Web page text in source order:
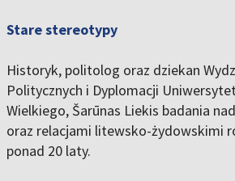
Stare stereotypy
Historyk, politolog oraz dziekan
Politycznych i Dyplomacji
Wielkiego, Šarūnas Liekis badania
oraz relacjami litewsko-żydowskimi
ponad 20 laty.